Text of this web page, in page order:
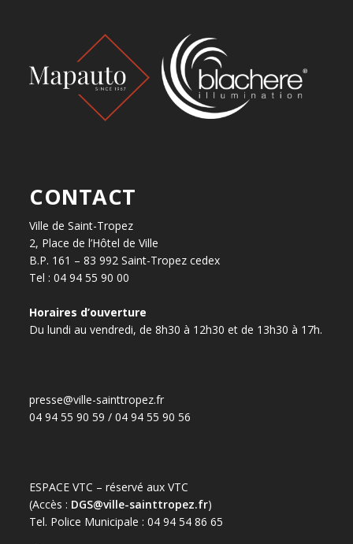
CONTACT
Ville de Saint-Tropez
2, Place de l’Hôtel de Ville
B.P. 161 – 83 992 Saint-Tropez cedex
Tel : 04 94 55 90 00
Horaires d’ouverture
Du lundi au vendredi, de 8h30 à 12h30 et de 13h30 à 17h.
presse@ville-sainttropez.fr
04 94 55 90 59 / 04 94 55 90 56
ESPACE VTC – réservé aux VTC
(Accès : DGS@ville-sainttropez.fr)
Tel. Police Municipale : 04 94 54 86 65